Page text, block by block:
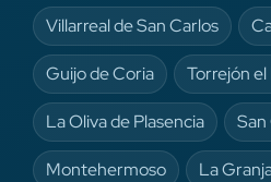
Villarreal de San Carlos
Guijo de Coria Torrejón el
La Oliva de Plasencia San
Montehermoso La